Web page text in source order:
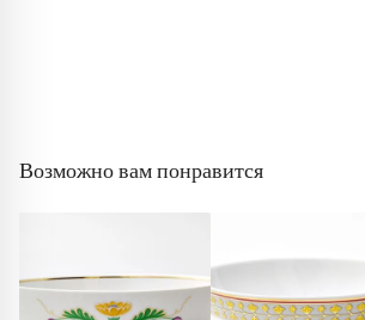
Возможно вам понравится